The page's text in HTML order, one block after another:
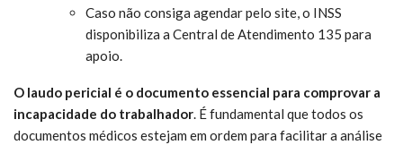
Caso não consiga agendar pelo site, o INSS
disponibiliza a Central de Atendimento 135 para
apoio.
O laudo pericial é o documento essencial para comprovar a
incapacidade do trabalhador . É fundamental que todos os
documentos médicos estejam em ordem para facilitar a análise